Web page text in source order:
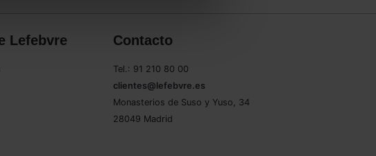
Lefebvre Contacto
Tel.: 91 210 80 00
clientes@lefebvre.es
Monasterios de Suso y Yuso, 34
28049 Madrid